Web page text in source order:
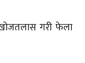
खोजतलास गरी फेला